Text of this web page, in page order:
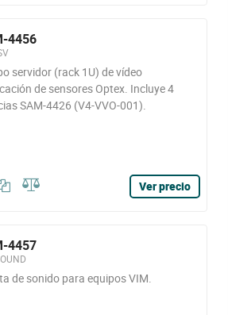
4456
servidor (rack 1U) de vídeo
de sensores Optex. Incluye 4
SAM-4426 (V4-VVO-001).
Ver precio
4457
de sonido para equipos VIM.